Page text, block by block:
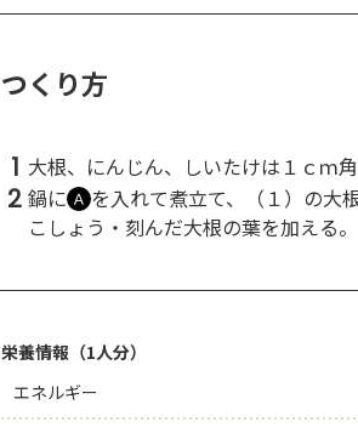
つくり方
1 大根、にんじん、しいたけは１ｃｍ角
2 鍋に Ａ を入れて煮立て、（１）の大
こしょう・刻んだ大根の葉を加える。
栄養情報（1人分）
エネルギー